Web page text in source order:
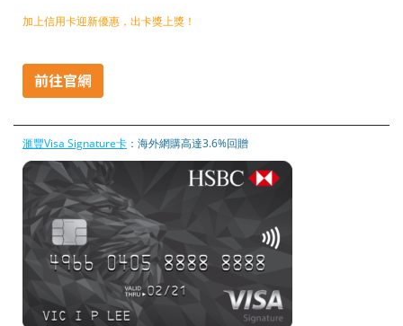
加上信用卡迎新優惠，出卡獎上獎！
滙豐Visa Signature卡 ：海外網購高達3.6%回贈